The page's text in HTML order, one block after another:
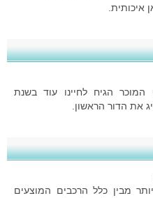
איכותית.
הגיח לחיינו עוד בשנת
מבין כלל הרכבים המוצעים